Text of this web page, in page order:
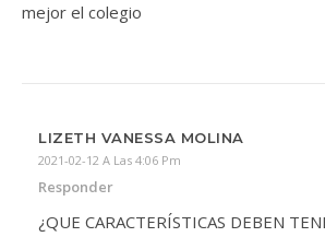
mejor el colegio
LIZETH VANESSA MOLINA
2021-02-12 A Las 4:06 Pm
Responder
¿QUE CARACTERÍSTICAS DEBEN